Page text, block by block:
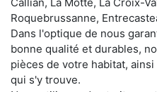
Roquebrussanne,
Dans l'optique de nous
bonne qualité et durables,
pièces de votre habitat,
qui s'y trouve.